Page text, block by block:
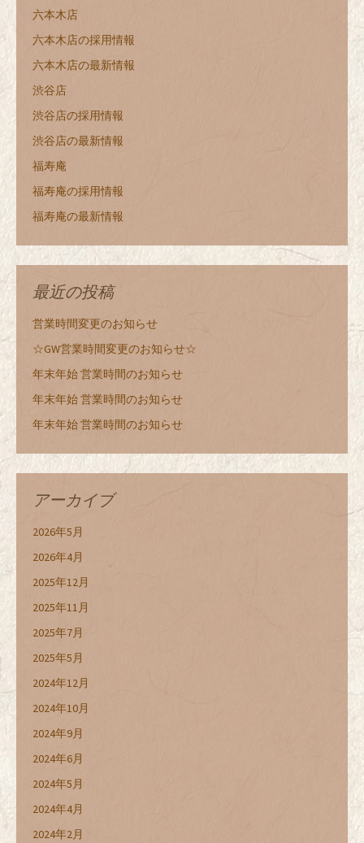
六本木店
六本木店の採用情報
六本木店の最新情報
渋谷店
渋谷店の採用情報
渋谷店の最新情報
福寿庵
福寿庵の採用情報
福寿庵の最新情報
最近の投稿
営業時間変更のお知らせ
☆GW営業時間変更のお知らせ☆
年末年始 営業時間のお知らせ
年末年始 営業時間のお知らせ
年末年始 営業時間のお知らせ
アーカイブ
2026年5月
2026年4月
2025年12月
2025年11月
2025年7月
2025年5月
2024年12月
2024年10月
2024年9月
2024年6月
2024年5月
2024年4月
2024年2月